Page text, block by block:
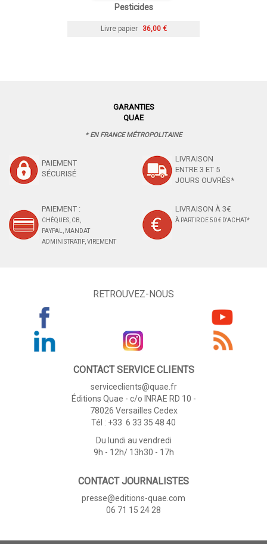
Pesticides
Livre papier 36,00 €
GARANTIES
QUAE
* EN FRANCE MÉTROPOLITAINE
PAIEMENT
SÉCURISÉ
LIVRAISON
ENTRE 3 ET 5
JOURS OUVRÉS*
PAIEMENT :
CHÈQUES, CB,
PAYPAL, MANDAT
ADMINISTRATIF, VIREMENT
LIVRAISON À 3€
À PARTIR DE 50 € D'ACHAT*
RETROUVEZ-NOUS
CONTACT SERVICE CLIENTS
serviceclients@quae.fr
Éditions Quae - c/o INRAE RD 10 -
78026 Versailles Cedex
Tél : +33 6 33 35 48 40
Du lundi au vendredi
9h - 12h/ 13h30 - 17h
CONTACT JOURNALISTES
presse@editions-quae.com
06 71 15 24 28